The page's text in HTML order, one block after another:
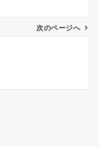
次のページへ